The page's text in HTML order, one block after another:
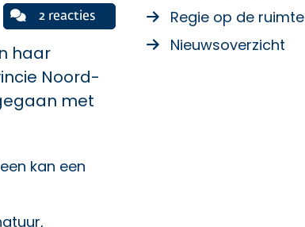
2 reacties
haar
Noord-
met
kan een
Regie op de ruimte
Nieuwsoverzicht